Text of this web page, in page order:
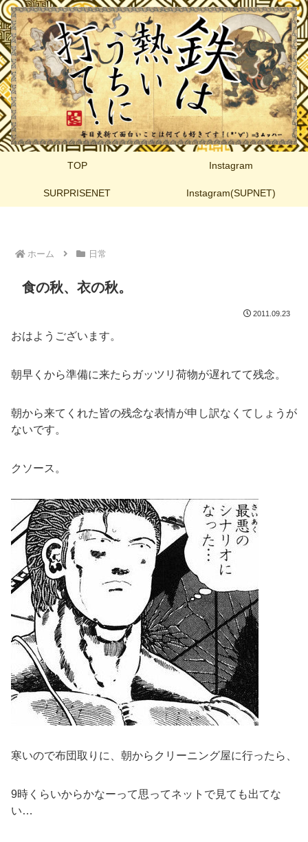
TOP Instagram
SURPRISENET Instagram(SUPNET)
ホーム 日常
食の秋、衣の秋。
2011.09.23
おはようございます。
朝早くから準備に来たらガッツリ荷物が遅れてて残念。
朝から来てくれた皆の残念な表情が申し訳なくてしょうが
ないです。
クソース。
寒いので布団取りに、朝からクリーニング屋に行ったら、
9時くらいからかなーって思ってネットで見ても出てな
い…